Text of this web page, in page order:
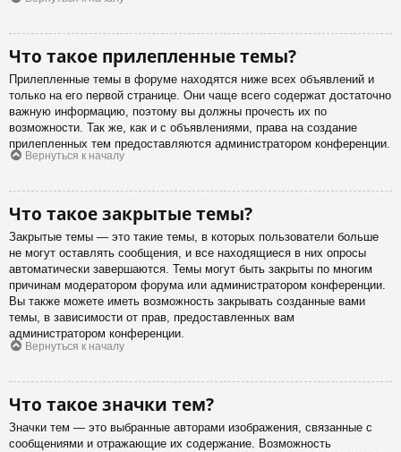
Что такое прилепленные темы?
Прилепленные темы в форуме находятся ниже всех объявлений и
только на его первой странице. Они чаще всего содержат достаточно
важную информацию, поэтому вы должны прочесть их по
возможности. Так же, как и с объявлениями, права на создание
прилепленных тем предоставляются администратором конференции.
Вернуться к началу
Что такое закрытые темы?
Закрытые темы — это такие темы, в которых пользователи больше
не могут оставлять сообщения, и все находящиеся в них опросы
автоматически завершаются. Темы могут быть закрыты по многим
причинам модератором форума или администратором конференции.
Вы также можете иметь возможность закрывать созданные вами
темы, в зависимости от прав, предоставленных вам
администратором конференции.
Вернуться к началу
Что такое значки тем?
Значки тем — это выбранные авторами изображения, связанные с
сообщениями и отражающие их содержание. Возможность